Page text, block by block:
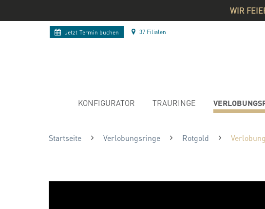
WIR
Jetzt Termin buchen 37 Filialen
KONFIGURATOR TRAURINGE
Startseite Verlobungsringe Rotgold